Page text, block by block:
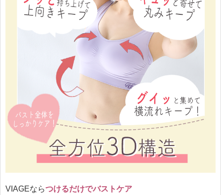
VIAGEならつけるだけでバストケア